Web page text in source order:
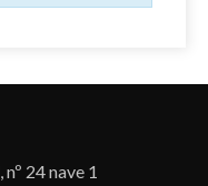
24 nave 1